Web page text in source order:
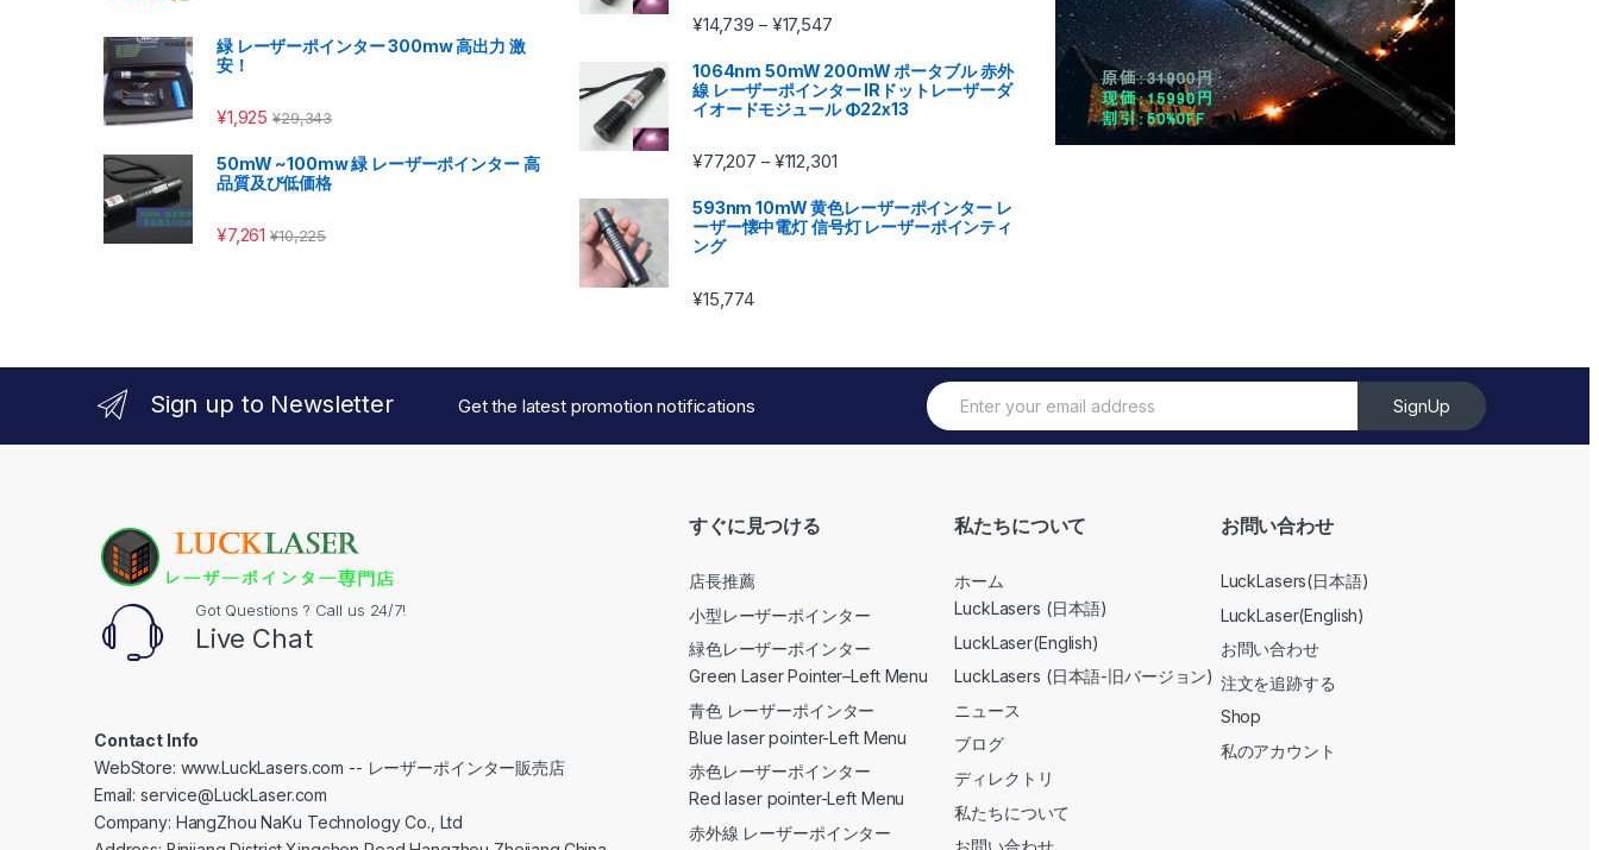
緑 レーザーポインター 300mw 高出力 激
安！
¥1,925 ¥29,343
50mW ~100mw 緑 レーザーポインター 高
品質及び低価格
¥7,261 ¥10,225
¥14,739 – ¥17,547価格帯: ¥14,739 – ¥17,547
1064nm 50mW 200mW ポータブル 赤外
線 レーザーポインター IRドットレーザーダ
イオードモジュール Φ22x13
¥77,207 – ¥112,301価格帯: ¥77,207 – ¥112,301
593nm 10mW 黄色レーザーポインター レ
ーザー懐中電灯 信号灯 レーザーポインティ
ング
¥15,774
Sign up to Newsletter Get the latest promotion notifications
E
m
SignUp
Got Questions ? Call us 24/7!
Live Chat
Contact Info
WebStore: www.LuckLasers.com -- レーザーポインター販売店
Email: service@LuckLaser.com
Company: HangZhou NaKu Technology Co., Ltd
すぐに見つける
店長推薦
小型レーザーポインター
緑色レーザーポインター
Green Laser Pointer–Left Menu
青色 レーザーポインター
Blue laser pointer-Left Menu
赤色レーザーポインター
Red laser pointer-Left Menu
赤外線 レーザーポインター
私たちについて
ホーム
LuckLasers (日本語)
LuckLaser(English)
LuckLasers (日本語-旧バージョン)
ニュース
ブログ
ディレクトリ
私たちについて
お問い合わせ
LuckLasers(日本語)
LuckLaser(English)
お問い合わせ
注文を追跡する
Shop
私のアカウント